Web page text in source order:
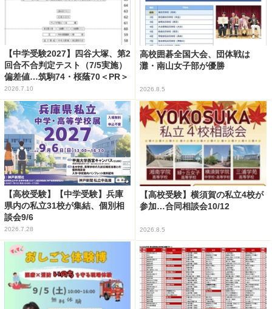
【中学受験2027】四谷大塚、第2
回合不合判定テスト（7/5実施）
偏差値…筑駒74・桜蔭70＜PR＞
2026.7.10
高校囲碁全国大会、団体戦は
灘・南山女子部が優勝
2026.8.5
【高校受験】【中学受験】兵庫
県内の私立31校が集結、個別相
談会9/6
2026.7.28
【高校受験】横須賀の私立4校が
参加…合同相談会10/12
2026.8.5